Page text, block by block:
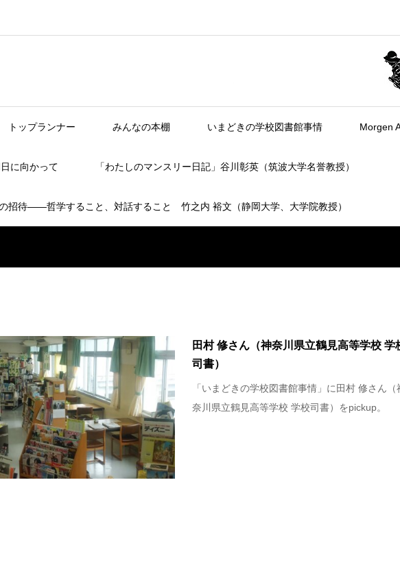
トップランナー みんなの本棚 いまどきの学校図書館事情 Morgen
に向かって 「わたしのマンスリー日記」谷川彰英（筑波大学名誉教授）
招待――哲学すること、対話すること 竹之内 裕文（静岡大学、大学院教授）
田村 修さん（神奈川県立鶴見高等学校 学
司書）
「いまどきの学校図書館事情」に田村 修さん（
奈川県立鶴見高等学校 学校司書）をpickup。